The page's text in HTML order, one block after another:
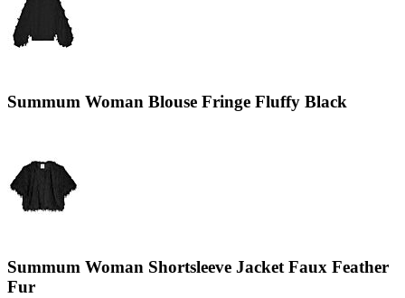
Summum Woman Blouse Fringe Fluffy Black
Summum Woman Shortsleeve Jacket Faux Feather
Fur